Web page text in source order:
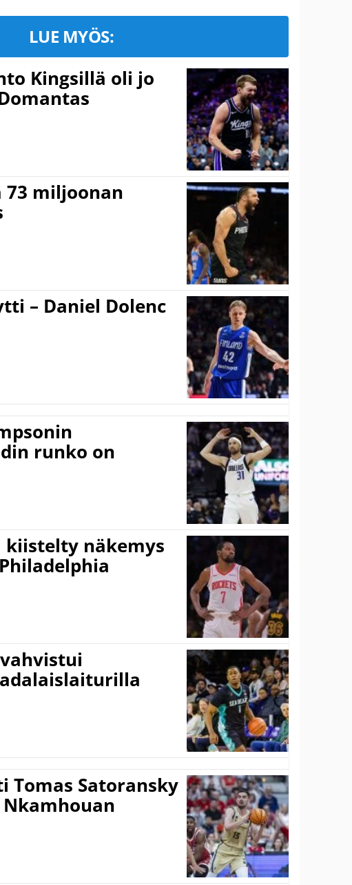
LUE MYÖS:
Kingsillä oli jo
73 miljoonan
– Daniel Dolenc
runko on
näkemys
Tomas Satoransky